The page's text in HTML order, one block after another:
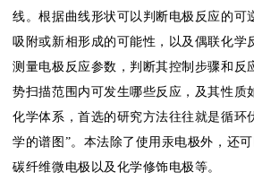
线。根据曲线形状可以判断电极反应的可
吸附或新相形成的可能性，以及偶联化学
测量电极反应参数，判断其控制步骤和反
势扫描范围内可发生哪些反应，及其性质
化学体系，首选的研究方法往往就是循环
学的谱图”。本法除了使用汞电极外，还可
碳纤维微电极以及化学修饰电极等。